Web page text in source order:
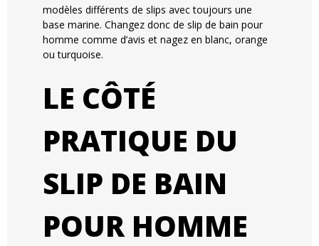
modèles différents de slips avec toujours une
base marine. Changez donc de slip de bain pour
homme comme d’avis et nagez en blanc, orange
ou turquoise.
LE CÔTÉ
PRATIQUE DU
SLIP DE BAIN
POUR HOMME